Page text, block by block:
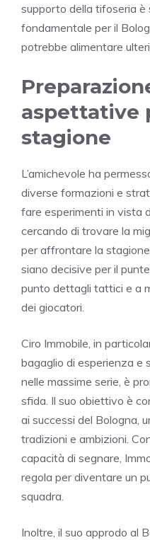
supporto della tifoseria
fondamentale per il
potrebbe alimentare
aspettative
stagione
L’amichevole ha
diverse formazioni e
fare esperimenti in vista
cercando di trovare la
per affrontare la
siano decisive per il
punto dettagli tattici e a
dei giocatori.
Ciro Immobile, in
bagaglio di esperienza e
nelle massime serie, è
sfida. Il suo obiettivo è
ai successi del Bologna,
tradizioni e ambizioni.
capacità di segnare,
regola per diventare un
squadra.
Inoltre, il suo approdo al